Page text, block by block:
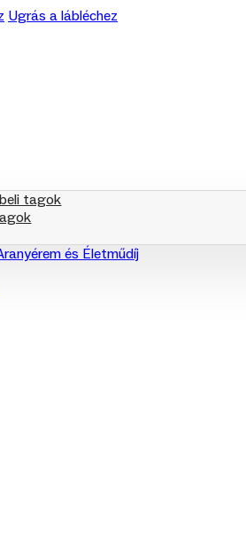
Ugrás a lábléchez
tagok
és Életműdíj